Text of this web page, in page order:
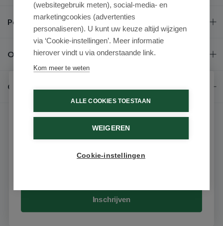
Populaire merken
Over ons
Contact
9.6 / 10 (531 beoordelingen)
(websitegebruik meten), social-media- en
marketingcookies (advertenties
personaliseren). U kunt uw keuze altijd wijzigen
via ‘Cookie-instellingen’. Meer informatie
hierover vindt u via onderstaande link.
Kom meer te weten
ALLE COOKIES TOESTAAN
WEIGEREN
Cookie-instellingen
Schrijf je in voor onze nieuwsbrief
Ontvang als eerste de beste aanbiedingen en persoonlijk
advies
Inschrijven